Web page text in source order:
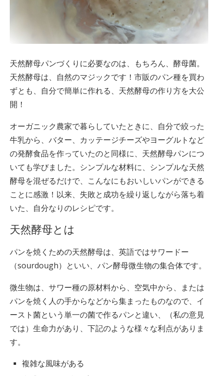
天然酵母パンづくりに必要なのは、もちろん、 酵母菌。
天然酵母は、自然のマジックです！ 市販のパン種を買わ
ずとも、自分で簡単に作れる、天然酵母の作り方を大公
開！
オーガニック農家で暮らしていたときに、自分で絞った
牛乳から、バター、カッテージチーズやヨーグルトなど
の発酵食品を作っていたのと同様に、天然酵母パンにつ
いても学びました。シンプルな材料に、シンプルな天然
酵母を混ぜるだけで、こんなにもおいしいパンができる
ことに感激！以来、失敗と成功を繰り返しながら落ち着
いた、自分なりのレシピです。
天然酵母とは
パンを焼くための天然酵母は、英語ではサワードー
（sourdough）といい、パン酵母微生物の集合体です。
微生物は、サワー種の原材料から、空気中から、または
パンを焼く人の手からなどから集まったものなので、イ
ースト菌という単一の菌で作るパンと違い、（私の意見
では）生命力があり、下記のような様々な利点がありま
す。
複雑な風味がある